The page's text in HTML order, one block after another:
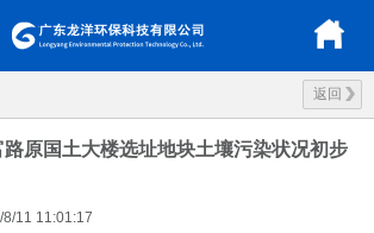
返回
原国土大楼选址地块土壤污染状况初步
11 11:01:17